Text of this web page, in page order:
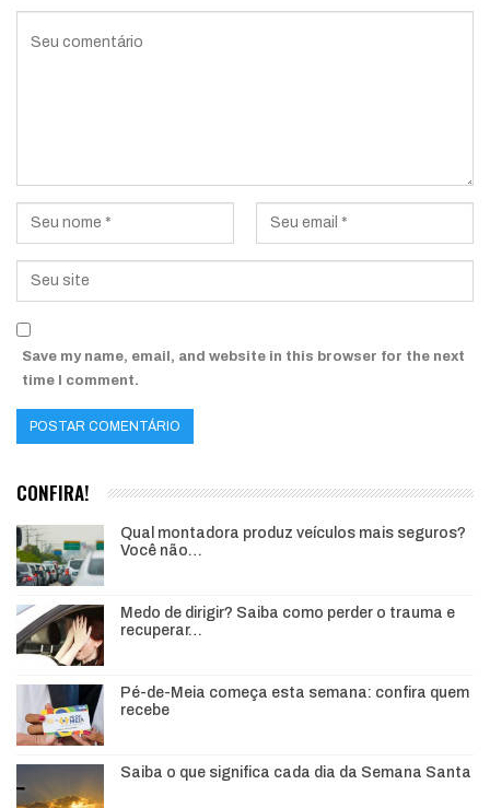
Save my name, email, and website in this browser for the next
time I comment.
CONFIRA!
Qual montadora produz veículos mais seguros?
Você não…
Medo de dirigir? Saiba como perder o trauma e
recuperar…
Pé-de-Meia começa esta semana: confira quem
recebe
Saiba o que significa cada dia da Semana Santa